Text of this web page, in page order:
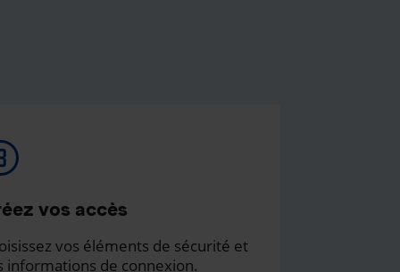
vos accès
vos éléments de sécurité et
informations de connexion.